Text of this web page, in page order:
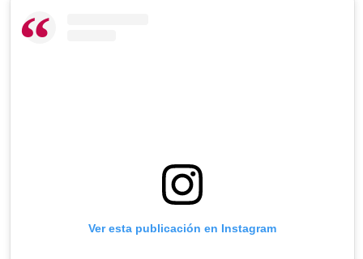
Ver esta publicación en Instagram